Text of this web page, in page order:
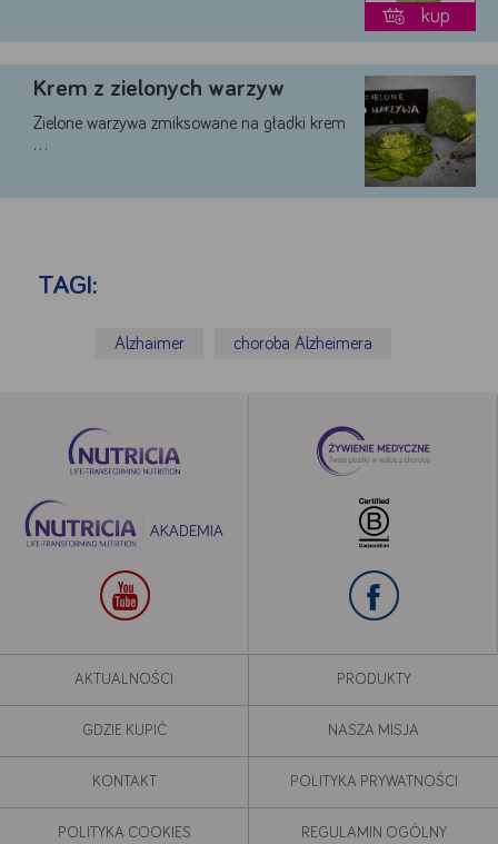
kup
Krem z zielonych warzyw
Zielone warzywa zmiksowane na gładki krem
…
TAGI:
Alzhaimer choroba Alzheimera
AKTUALNOŚCI PRODUKTY
GDZIE KUPIĆ NASZA MISJA
KONTAKT POLITYKA PRYWATNOŚCI
POLITYKA COOKIES REGULAMIN OGÓLNY